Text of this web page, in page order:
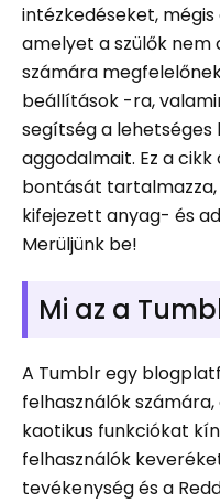
intézkedéseket,
amelyet a szülők
számára
beállítások -ra,
segítség a
aggodalmait. Ez a
bontását
kifejezett anyag- és
Merüljünk be!
Mi az a
A Tumblr egy
felhasználók
kaotikus funkciókat
felhasználók
tevékenység és a